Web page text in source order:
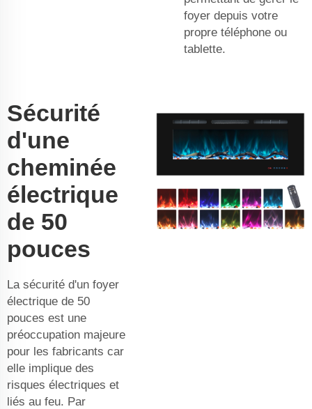
foyer depuis votre
propre téléphone ou
tablette.
Sécurité
d'une
cheminée
électrique
de 50
pouces
La sécurité d'un foyer
électrique de 50
pouces est une
préoccupation majeure
pour les fabricants car
elle implique des
risques électriques et
liés au feu. Par